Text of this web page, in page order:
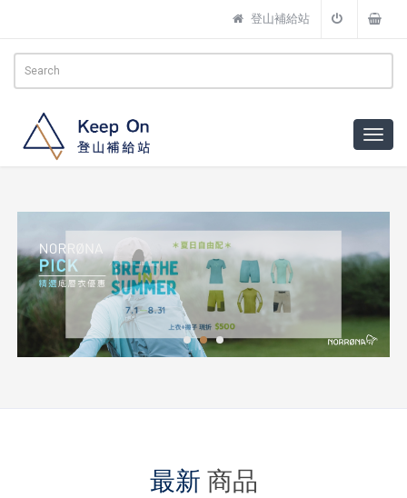
登山補給站
最新 商品